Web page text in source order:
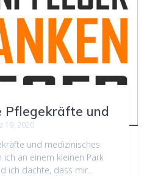
Pflegekräfte und
19, 2020
und medizinisches
ich an einem kleinen Park
ich dachte, dass mir…